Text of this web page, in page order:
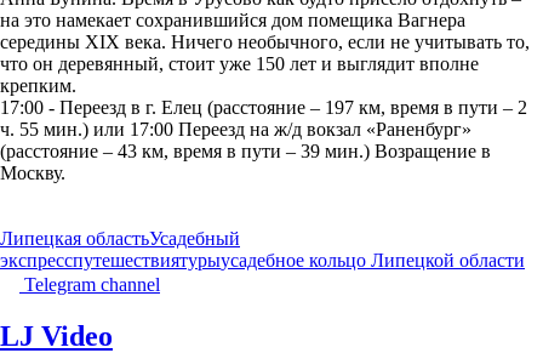
на это намекает сохранившийся дом помещика Вагнера
середины XIX века. Ничего необычного, если не учитывать то,
что он деревянный, стоит уже 150 лет и выглядит вполне
крепким.
17:00 - Переезд в г. Елец (расстояние – 197 км, время в пути – 2
ч. 55 мин.) или 17:00 Переезд на ж/д вокзал «Раненбург»
(расстояние – 43 км, время в пути – 39 мин.) Возращение в
Москву.
Липецкая областьУсадебный
экспресспутешествиятурыусадебное кольцо Липецкой области
Telegram channel
LJ Video